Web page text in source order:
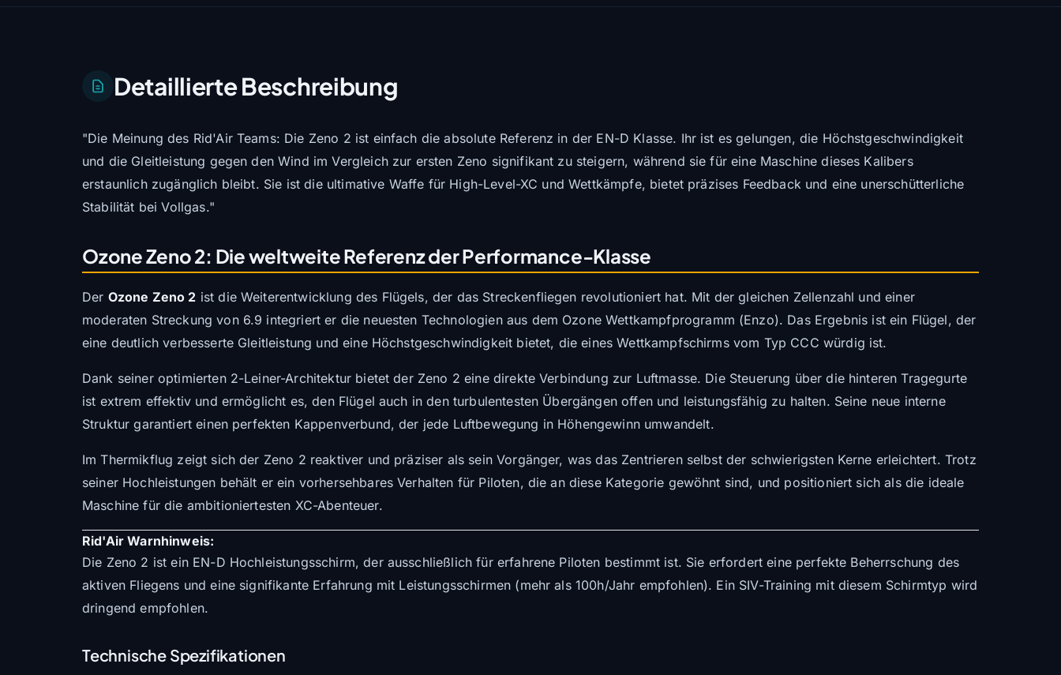
Detaillierte Beschreibung
"Die Meinung des Rid'Air Teams: Die Zeno 2 ist einfach die absolute Referenz in der EN-D Klasse. Ihr ist es gelungen, die Höchstgeschwindigkeit
und die Gleitleistung gegen den Wind im Vergleich zur ersten Zeno signifikant zu steigern, während sie für eine Maschine dieses Kalibers
erstaunlich zugänglich bleibt. Sie ist die ultimative Waffe für High-Level-XC und Wettkämpfe, bietet präzises Feedback und eine unerschütterliche
Stabilität bei Vollgas."
Ozone Zeno 2: Die weltweite Referenz der Performance-Klasse
Der Ozone Zeno 2 ist die Weiterentwicklung des Flügels, der das Streckenfliegen revolutioniert hat. Mit der gleichen Zellenzahl und einer
moderaten Streckung von 6.9 integriert er die neuesten Technologien aus dem Ozone Wettkampfprogramm (Enzo). Das Ergebnis ist ein Flügel, der
eine deutlich verbesserte Gleitleistung und eine Höchstgeschwindigkeit bietet, die eines Wettkampfschirms vom Typ CCC würdig ist.
Dank seiner optimierten 2-Leiner-Architektur bietet der Zeno 2 eine direkte Verbindung zur Luftmasse. Die Steuerung über die hinteren Tragegurte
ist extrem effektiv und ermöglicht es, den Flügel auch in den turbulentesten Übergängen offen und leistungsfähig zu halten. Seine neue interne
Struktur garantiert einen perfekten Kappenverbund, der jede Luftbewegung in Höhengewinn umwandelt.
Im Thermikflug zeigt sich der Zeno 2 reaktiver und präziser als sein Vorgänger, was das Zentrieren selbst der schwierigsten Kerne erleichtert. Trotz
seiner Hochleistungen behält er ein vorhersehbares Verhalten für Piloten, die an diese Kategorie gewöhnt sind, und positioniert sich als die ideale
Maschine für die ambitioniertesten XC-Abenteuer.
Rid'Air Warnhinweis:
Die Zeno 2 ist ein EN-D Hochleistungsschirm, der ausschließlich für erfahrene Piloten bestimmt ist. Sie erfordert eine perfekte Beherrschung des
aktiven Fliegens und eine signifikante Erfahrung mit Leistungsschirmen (mehr als 100h/Jahr empfohlen). Ein SIV-Training mit diesem Schirmtyp wird
dringend empfohlen.
Technische Spezifikationen